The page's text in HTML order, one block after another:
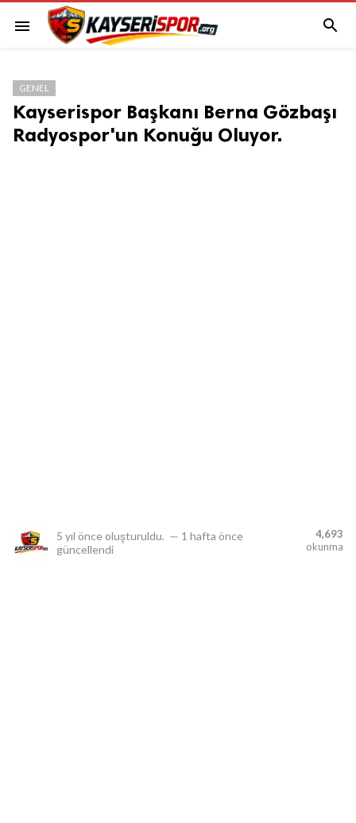
menu 
GENEL
Kayserispor Başkanı Berna Gözbaşı
Radyospor'un Konuğu Oluyor.
5 yıl önce oluşturuldu. — 1 hafta önce
güncellendi
4,693
okunma